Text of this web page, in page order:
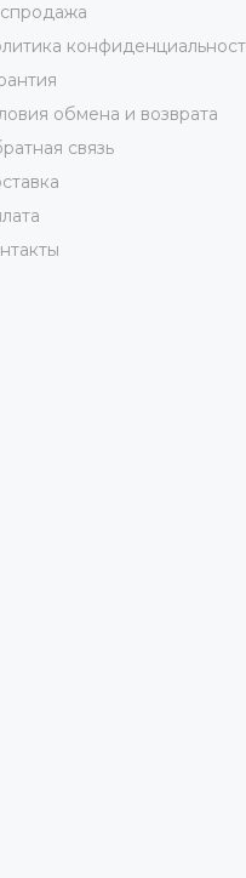
обмена и возврата
связь